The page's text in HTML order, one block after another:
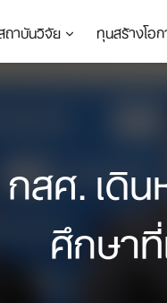
ถาบันวิจัย ทุนสร้างโอ
กสศ. เ
ศึกษา